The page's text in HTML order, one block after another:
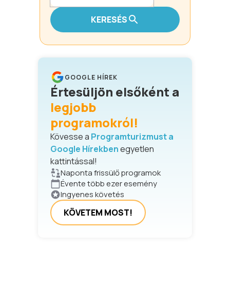
KERESÉS
GOOGLE HÍREK
Értesüljön elsőként a
legjobb
programokról!
Kövesse a Programturizmust a
Google Hírekbenegyetlen
kattintással!
Naponta frissülő programok
Évente több ezer esemény
Ingyenes követés
KÖVETEM MOST!